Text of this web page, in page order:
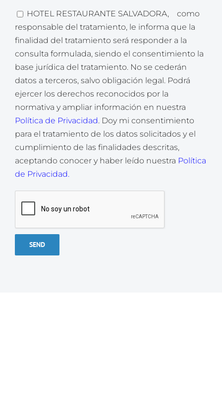
HOTEL RESTAURANTE SALVADORA,
como
responsable del tratamiento, le informa que la
finalidad del tratamiento será responder a la
consulta formulada, siendo el consentimiento la
base jurídica del tratamiento. No se cederán
datos a terceros, salvo obligación legal. Podrá
ejercer los derechos reconocidos por la
normativa y ampliar información en nuestra
Política de Privacidad. Doy mi consentimiento
para el tratamiento de los datos solicitados y el
cumplimiento de las finalidades descritas,
aceptando conocer y haber leído nuestra Política
de Privacidad.